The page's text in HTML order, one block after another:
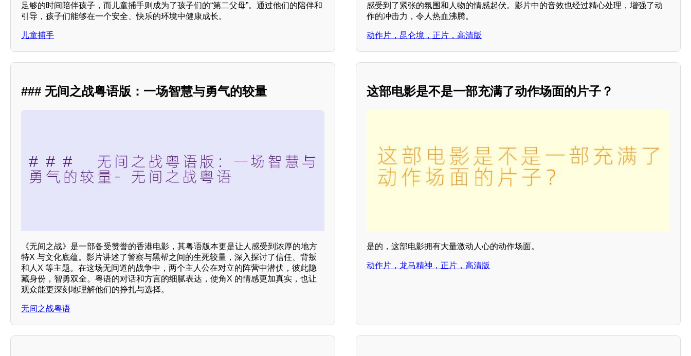
足够的时间陪伴孩子，而儿童捕手则成为了孩子们的“第二父母”。通过他们的陪伴和
引导，孩子们能够在一个安全、快乐的环境中健康成长。
儿童捕手
感受到了紧张的氛围和人物的情感起伏。影片中的音效也经过精心处理，增强了动
作的冲击力，令人热血沸腾。
动作片，昆仑境，正片，高清版
### 无间之战粤语版：一场智慧与勇气的较量
《无间之战》是一部备受赞誉的香港电影，其粤语版本更是让人感受到浓厚的地方
特X 与文化底蕴。影片讲述了警察与黑帮之间的生死较量，深入探讨了信任、背叛
和人X 等主题。在这场无间道的战争中，两个主人公在对立的阵营中潜伏，彼此隐
藏身份，智勇双全。粤语的对话和方言的细腻表达，使角X 的情感更加真实，也让
观众能更深刻地理解他们的挣扎与选择。
无间之战粤语
这部电影是不是一部充满了动作场面的片子？
是的，这部电影拥有大量激动人心的动作场面。
动作片，龙马精神，正片，高清版